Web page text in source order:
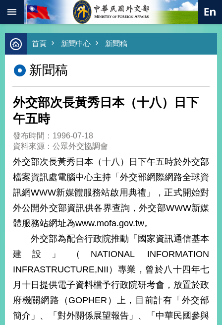
跳到主要內容區塊
進
階
尋
熱
總
合
外
交
價
值
外
交
經
不
落
海
和
平
首頁 新聞中心 新聞稿
新聞稿
外交部次長黃秀日本（十八）日下
午五時
發布時間：1996-07-18
資料來源：公眾外交協調會
外交部次長黃秀日本（十八）日下午五時於外交部
檔案資訊處電腦中心主持「外交部網際網路全球資
訊網WWW新媒體服務站啟用典禮」，正式開始對
外公開外交部資訊供各界查詢，外交部WWW新媒
體服務站網址為www.mofa.gov.tw。
外交部為配合行政院推動「國家資訊通信基本
建設」（NATIONAL INFORMATION
INFRASTRUCTURE,NII）專業，曾於八十四年七
月十日提供電子資料檔予行政院研考會，放置於政
府機關網路（GOPHER）上，目前計有「外交部
簡介」、「對外關係展望報告」、「中華民國參與